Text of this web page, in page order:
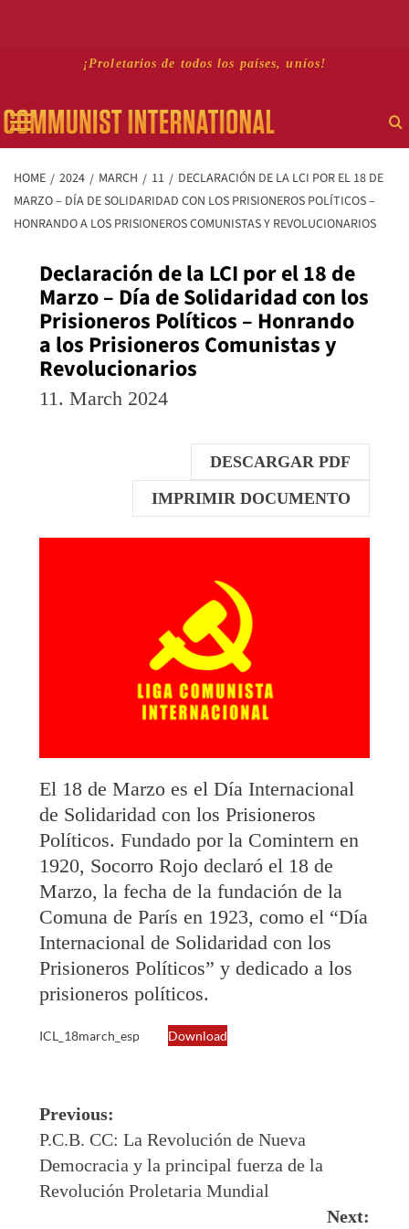
content
¡Proletarios de todos los países, uníos!
Primary
Menu
HOME 2024 MARCH 11
DECLARACIÓN DE LA LCI POR EL 18 DE
MARZO – DÍA DE SOLIDARIDAD CON LOS PRISIONEROS POLÍTICOS –
HONRANDO A LOS PRISIONEROS COMUNISTAS Y REVOLUCIONARIOS
Declaración de la LCI por el 18 de
Marzo – Día de Solidaridad con los
Prisioneros Políticos – Honrando
a los Prisioneros Comunistas y
Revolucionarios
11. March 2024
DESCARGAR PDF
IMPRIMIR DOCUMENTO
El 18 de Marzo es el Día Internacional
de Solidaridad con los Prisioneros
Políticos. Fundado por la Comintern en
1920, Socorro Rojo declaró el 18 de
Marzo, la fecha de la fundación de la
Comuna de París en 1923, como el “Día
Internacional de Solidaridad con los
Prisioneros Políticos” y dedicado a los
prisioneros políticos.
ICL_18march_esp Download
Post
navigation
Previous:
P.C.B. CC: La Revolución de Nueva
Democracia y la principal fuerza de la
Revolución Proletaria Mundial
Next: